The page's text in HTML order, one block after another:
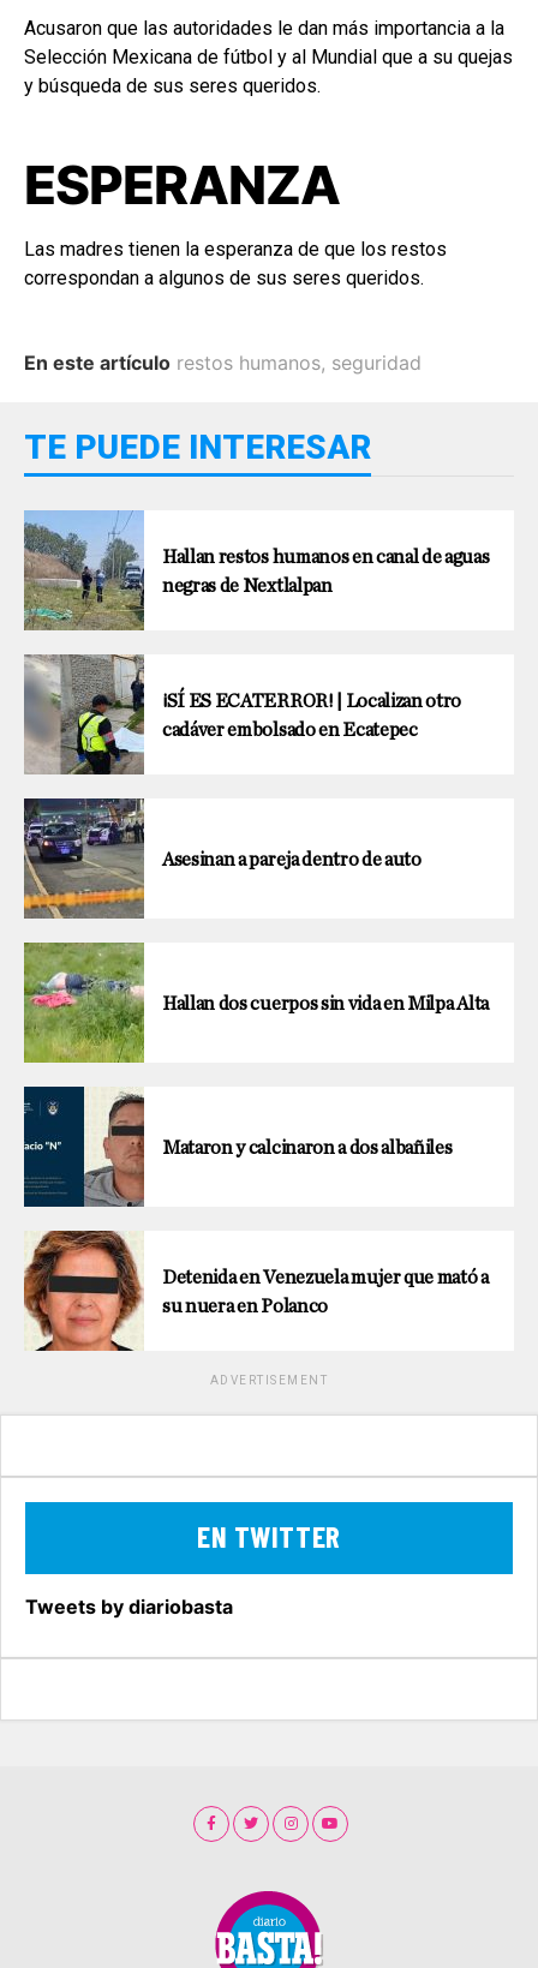
Acusaron que las autoridades le dan más importancia a la
Selección Mexicana de fútbol y al Mundial que a su quejas
y búsqueda de sus seres queridos.
ESPERANZA
Las madres tienen la esperanza de que los restos
correspondan a algunos de sus seres queridos.
En este artículo restos humanos, seguridad
TE PUEDE INTERESAR
Hallan restos humanos en canal de aguas
negras de Nextlalpan
¡SÍ ES ECATERROR! | Localizan otro
cadáver embolsado en Ecatepec
Asesinan a pareja dentro de auto
Hallan dos cuerpos sin vida en Milpa Alta
Mataron y calcinaron a dos albañiles
Detenida en Venezuela mujer que mató a
su nuera en Polanco
ADVERTISEMENT
EN TWITTER
Tweets by diariobasta